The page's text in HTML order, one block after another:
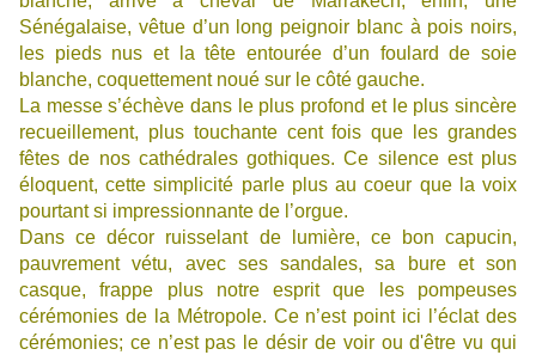
Sénégalaise, vêtue d’un long peignoir blanc à pois noirs,
les pieds nus et la tête entourée d’un foulard de soie
blanche, coquettement noué sur le côté gauche.
La messe s’échève dans le plus profond et le plus sincère
recueillement, plus touchante cent fois que les grandes
fêtes de nos cathédrales gothiques. Ce silence est plus
éloquent, cette simplicité parle plus au coeur que la voix
pourtant si impressionnante de l’orgue.
Dans ce décor ruisselant de lumière, ce bon capucin,
pauvrement vétu, avec ses sandales, sa bure et son
casque, frappe plus notre esprit que les pompeuses
cérémonies de la Métropole. Ce n’est point ici l’éclat des
cérémonies; ce n’est pas le désir de voir ou d'être vu qui